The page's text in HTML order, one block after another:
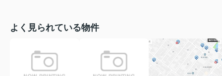
よく見られている物件